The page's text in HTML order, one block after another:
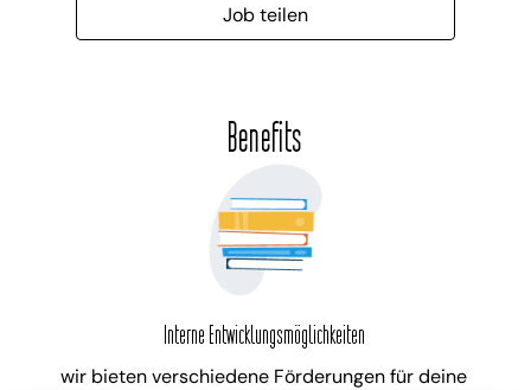
Job teilen
Benefits
Interne Entwicklungsmöglichkeiten
wir bieten verschiedene Förderungen für deine